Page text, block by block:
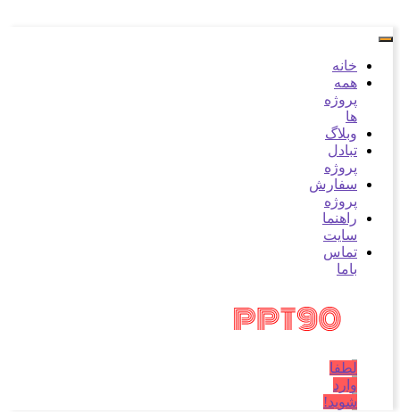
خانه
همه
پروژه
ها
وبلاگ
تبادل
پروژه
سفارش
پروژه
راهنما
سایت
تماس
باما
لطفا
وارد
شوید!